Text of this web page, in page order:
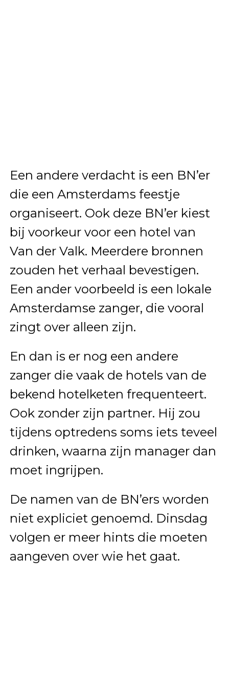
Een andere verdacht is een BN’er
die een Amsterdams feestje
organiseert. Ook deze BN’er kiest
bij voorkeur voor een hotel van
Van der Valk. Meerdere bronnen
zouden het verhaal bevestigen.
Een ander voorbeeld is een lokale
Amsterdamse zanger, die vooral
zingt over alleen zijn.
En dan is er nog een andere
zanger die vaak de hotels van de
bekend hotelketen frequenteert.
Ook zonder zijn partner. Hij zou
tijdens optredens soms iets teveel
drinken, waarna zijn manager dan
moet ingrijpen.
De namen van de BN’ers worden
niet expliciet genoemd. Dinsdag
volgen er meer hints die moeten
aangeven over wie het gaat.